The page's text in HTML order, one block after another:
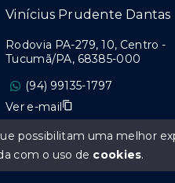
Vinícius Prudente Dantas
Rodovia PA-279, 10, Centro -
Tucumã/PA, 68385-000
(94) 99135-1797
Ver e-mail
possibilitam uma melhor
com o uso de cookies.